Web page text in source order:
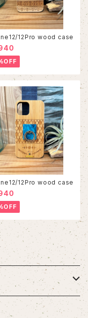
12Pro wood case
12Pro wood case